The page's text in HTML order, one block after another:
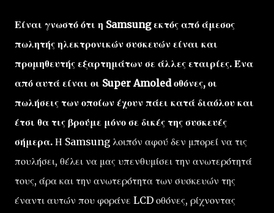
Είναι γνωστό ότι η Samsung εκτός από άμεσος
πωλητής ηλεκτρονικών συσκευών είναι και
προμηθευτής εξαρτημάτων σε άλλες εταιρίες. Ένα
από αυτά είναι οι Super Amoled οθόνες, οι
πωλήσεις των οποίων έχουν πάει κατά διαόλου και
έτσι θα τις βρούμε μόνο σε δικές της συσκευές
σήμερα. Η Samsung λοιπόν αφού δεν μπορεί να τις
πουλήσει, θέλει να μας υπενθυμίσει την ανωτερότητά
τους, άρα και την ανωτερότητα των συσκευών της
έναντι αυτών που φοράνε LCD οθόνες, ρίχνοντας